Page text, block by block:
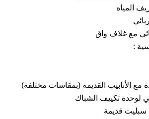
المياه
مع غلاف واق
:
مع الأنابيب القديمة (بمقاسات مختلفة)
لوحدة تكييف الشباك
سبليت قديمة